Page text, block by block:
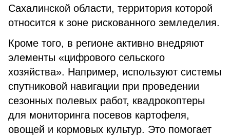
Сахалинской области, территория которой
относится к зоне рискованного земледелия.
Кроме того, в регионе активно внедряют
элементы «цифрового сельского
хозяйства». Например, используют системы
спутниковой навигации при проведении
сезонных полевых работ, квадрокоптеры
для мониторинга посевов картофеля,
овощей и кормовых культур. Это помогает